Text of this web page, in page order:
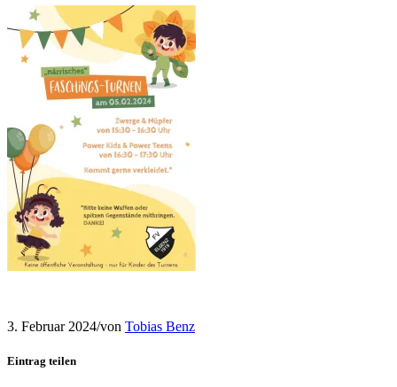
3. Februar 2024/von Tobias Benz
Eintrag teilen